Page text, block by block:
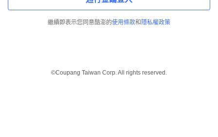
繼續即表示您同意酷澎的使用條款和 隱私權政策
©Coupang Taiwan Corp. All rights reserved.